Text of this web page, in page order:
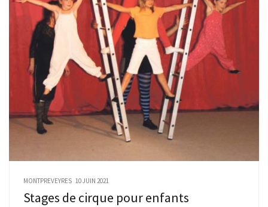
MONTPREVEYRES 10 JUIN 2021
Stages de cirque pour enfants